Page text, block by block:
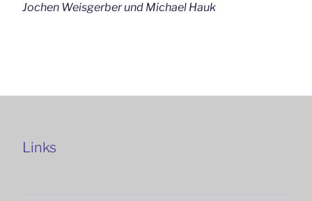
Jochen Weisgerber und Michael Hauk
Links